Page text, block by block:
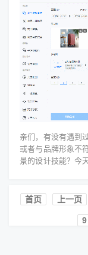
亲们，有没有遇到
或者与品牌形象不
景的设计技能？今
首页️ 上一页
9